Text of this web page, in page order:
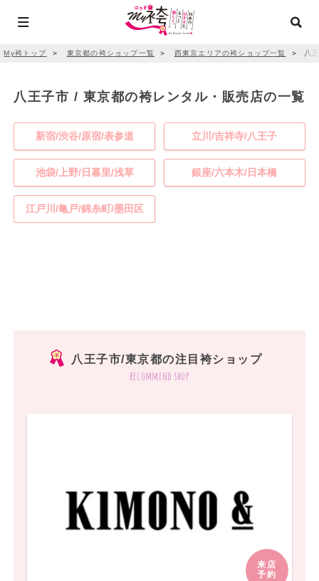
My袴トップ ＞ 東京都の袴ショップ一覧 ＞ 西東京エリアの袴ショップ一覧 ＞ 八
八王子市 / 東京都の袴レンタル・販売店の一覧
新宿/渋谷/原宿/表参道 立川/吉祥寺/八王子
池袋/上野/日暮里/浅草 銀座/六本木/日本橋
江戸川/亀戸/錦糸町/墨田区
八王子市/東京都の注目袴ショップ
recommend shop
来店
予約